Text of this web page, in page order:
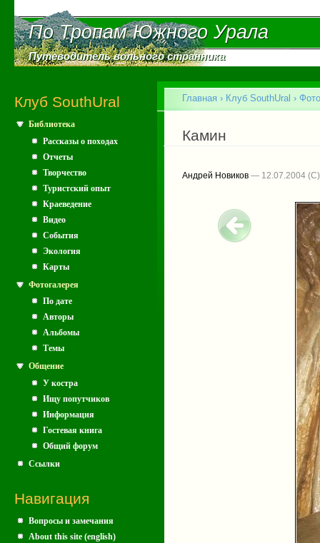
По Тропам Южного Урала
По Тропам Южного Урала
Путеводитель вольного странника
Путеводитель вольного странника
Клуб SouthUral
Библиотека
Рассказы о походах
Отчеты
Творчество
Туристский опыт
Краеведение
Видео
События
Экология
Карты
Фотогалерея
По дате
Авторы
Альбомы
Темы
Общение
У костра
Ищу попутчиков
Информация
Гостевая книга
Общий форум
Ссылки
Навигация
Вопросы и замечания
About this site (english)
Вы здесь
Главная › Клуб SouthUral ›
Камин
Андрей Новиков — 12.07.2004